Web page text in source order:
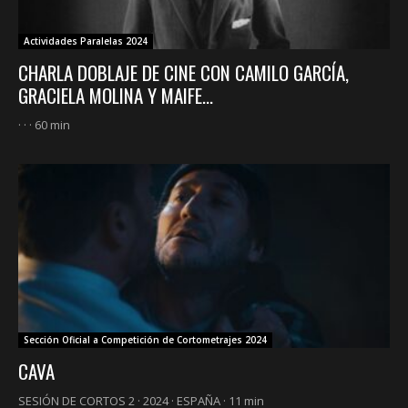
Actividades Paralelas 2024
CHARLA DOBLAJE DE CINE CON CAMILO GARCÍA,
GRACIELA MOLINA Y MAIFE...
· · · 60 min
Sección Oficial a Competición de Cortometrajes 2024
CAVA
SESIÓN DE CORTOS 2 · 2024 · ESPAÑA · 11 min